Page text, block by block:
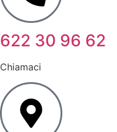
622 30 96 62
Chiamaci